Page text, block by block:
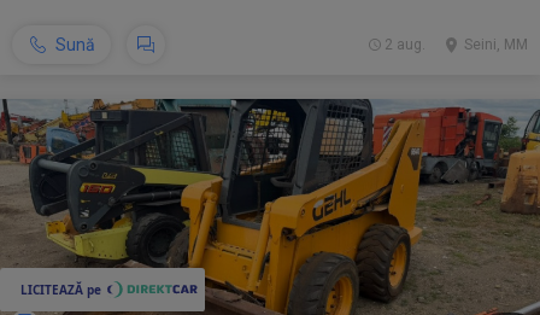
Sună Seini, MM
2 aug.